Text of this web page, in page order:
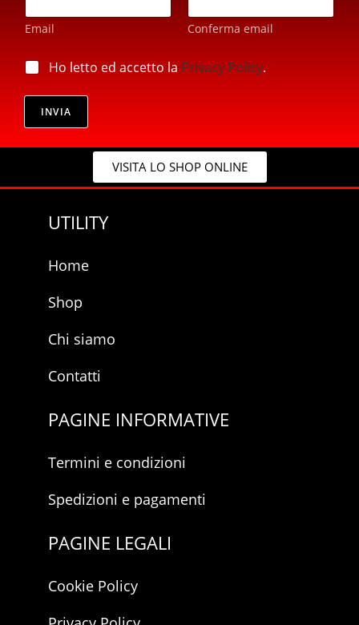
i
r
v
c
y
a
i
*
Email Conferma email
p
i
a
Ho letto ed accetto la Privacy Policy.
INVIA
VISITA LO SHOP ONLINE
UTILITY
Home
Shop
Chi siamo
Contatti
PAGINE INFORMATIVE
Termini e condizioni
Spedizioni e pagamenti
PAGINE LEGALI
Cookie Policy